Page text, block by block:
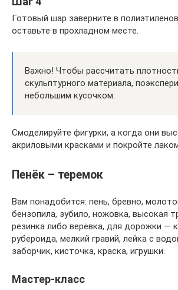
Готовый шар заверните в
оставьте в прохладном месте.
Важно! Чтобы рассчитать
скульптурного материала,
небольшим кусочком.
Смоделируйте фигурки, а когда они
акриловыми красками и покройте
Пенёк – теремок
Вам понадобится: пень, бревно,
бензопила, зубило, ножовка, высокая
резинка либо верёвка, для дорожки —
рубероида, мелкий гравий, лейка с
заборчик, кисточка, краска, игрушки.
Мастер-класс